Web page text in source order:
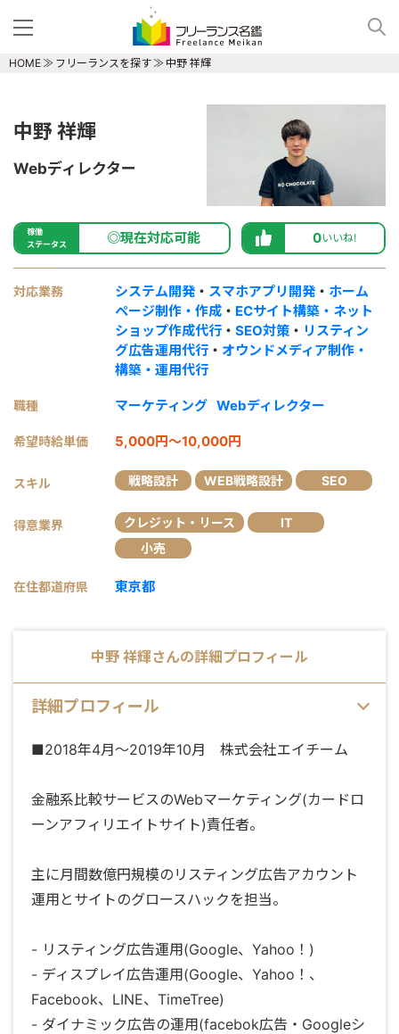
HOME フリーランスを探す 中野 祥輝
中野 祥輝
Webディレクター
稼働
ステータス
◎現在対応可能 0いいね!
対応業務 システム開発 ・ スマホアプリ開発 ・ ホーム
ページ制作・作成 ・ ECサイト構築・ネット
ショップ作成代行 ・ SEO対策 ・ リスティン
グ広告運用代行 ・ オウンドメディア制作・
構築・運用代行
職種 マーケティング Webディレクター
希望時給単価 5,000円～10,000円
スキル 戦略設計 WEB戦略設計 SEO
得意業界 クレジット・リース
IT
小売
在住都道府県 東京都
中野 祥輝さんの詳細プロフィール
詳細プロフィール
■2018年4月〜2019年10月 株式会社エイチーム
金融系比較サービスのWebマーケティング(カードロ
ーンアフィリエイトサイト)責任者。
主に月間数億円規模のリスティング広告アカウント
運用とサイトのグロースハックを担当。
- リスティング広告運用(Google、Yahoo！)
- ディスプレイ広告運用(Google、Yahoo！、
Facebook、LINE、TimeTree)
- ダイナミック広告の運用(facebok広告・Googleシ